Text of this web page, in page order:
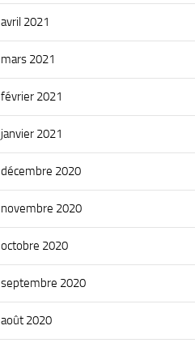
avril 2021
mars 2021
février 2021
janvier 2021
décembre 2020
novembre 2020
octobre 2020
septembre 2020
août 2020